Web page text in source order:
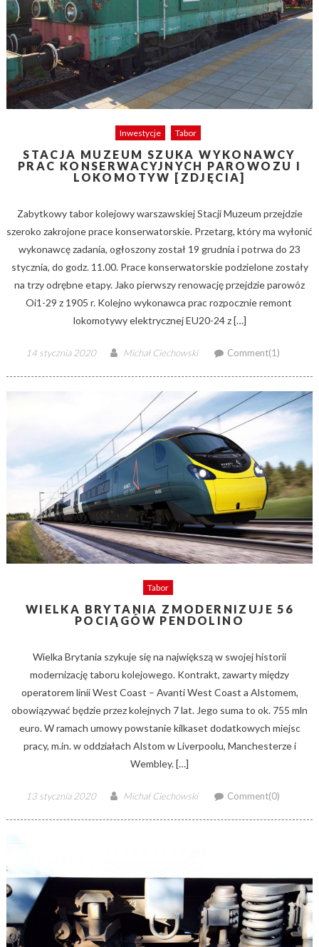
Inwestycje Tabor
STACJA MUZEUM SZUKA WYKONAWCY
PRAC KONSERWACYJNYCH PAROWOZU I
LOKOMOTYW [ZDJĘCIA]
Zabytkowy tabor kolejowy warszawskiej Stacji Muzeum przejdzie
szeroko zakrojone prace konserwatorskie. Przetarg, który ma wyłonić
wykonawcę zadania, ogłoszony został 19 grudnia i potrwa do 23
stycznia, do godz. 11.00. Prace konserwatorskie podzielone zostały
na trzy odrębne etapy. Jako pierwszy renowację przejdzie parowóz
Oi1-29 z 1905 r. Kolejno wykonawca prac rozpocznie remont
lokomotywy elektrycznej EU20-24 z […]
Posted
14 stycznia 2020 Author
Michał Ciechowski Comment(1)
Tabor
WIELKA BRYTANIA ZMODERNIZUJE 56
POCIĄGÓW PENDOLINO
Wielka Brytania szykuje się na największą w swojej historii
modernizację taboru kolejowego. Kontrakt, zawarty między
operatorem linii West Coast – Avanti West Coast a Alstomem,
obowiązywać będzie przez kolejnych 7 lat. Jego suma to ok. 755 mln
euro. W ramach umowy powstanie kilkaset dodatkowych miejsc
pracy, m.in. w oddziałach Alstom w Liverpoolu, Manchesterze i
Wembley. […]
Posted
13 stycznia 2020 Author
Michał Ciechowski Comment(0)